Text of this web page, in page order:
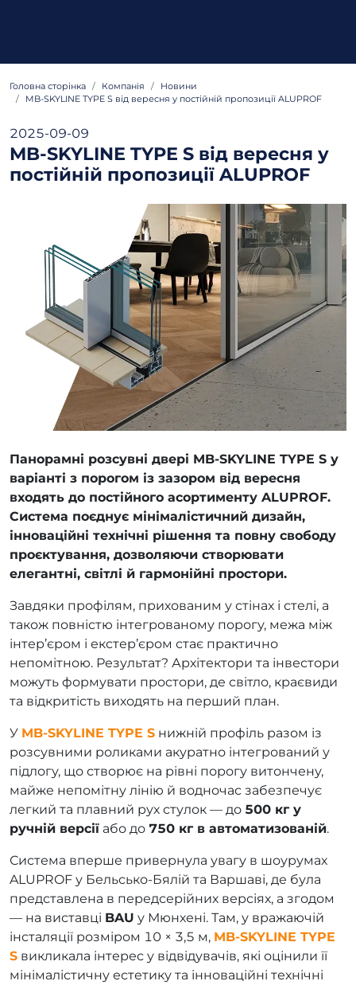
Головна сторінка Компанія
Новини
MB-SKYLINE TYPE S від вересня у постійній пропозиції ALUPROF
2025-09-09
MB-SKYLINE TYPE S від вересня у
постійній пропозиції ALUPROF
Панорамні розсувні двері MB-SKYLINE TYPE S у
варіанті з порогом із зазором від вересня
входять до постійного асортименту ALUPROF.
Система поєднує мінімалістичний дизайн,
інноваційні технічні рішення та повну свободу
проєктування, дозволяючи створювати
елегантні, світлі й гармонійні простори.
Завдяки профілям, прихованим у стінах і стелі, а
також повністю інтегрованому порогу, межа між
інтер’єром і екстер’єром стає практично
непомітною. Результат? Архітектори та інвестори
можуть формувати простори, де світло, краєвиди
та відкритість виходять на перший план.
У MB-SKYLINE TYPE S нижній профіль разом із
розсувними роликами акуратно інтегрований у
підлогу, що створює на рівні порогу витончену,
майже непомітну лінію й водночас забезпечує
легкий та плавний рух стулок — до 500 кг у
ручній версії або до 750 кг в автоматизованій.
Система вперше привернула увагу в шоурумах
ALUPROF у Бельсько-Бялій та Варшаві, де була
представлена в передсерійних версіях, а згодом
— на виставці BAU у Мюнхені. Там, у вражаючій
інсталяції розміром 10 × 3,5 м, MB-SKYLINE TYPE
S викликала інтерес у відвідувачів, які оцінили її
мінімалістичну естетику та інноваційні технічні